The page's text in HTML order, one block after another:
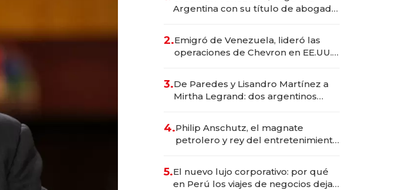
Argentina con su título de abogado
marcas "fast premium"
2.Emigró de Venezuela, lideró las
operaciones de Chevron en EE.UU. y
3.De Paredes y Lisandro Martínez a
Mirtha Legrand: dos argentinos
4.Philip Anschutz, el magnate
petrolero y rey del entretenimiento
5.El nuevo lujo corporativo: por qué
en Perú los viajes de negocios dejan